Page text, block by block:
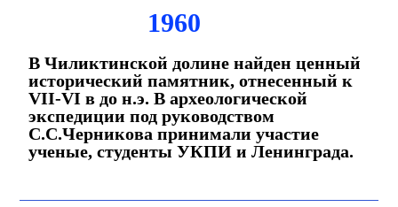
1960
В Чиликтинской долине найден ценный
исторический памятник, отнесенный к
VII-VI в до н.э. В археологической
экспедиции под руководством
С.С.Черникова принимали участие
ученые, студенты УКПИ и Ленинграда.